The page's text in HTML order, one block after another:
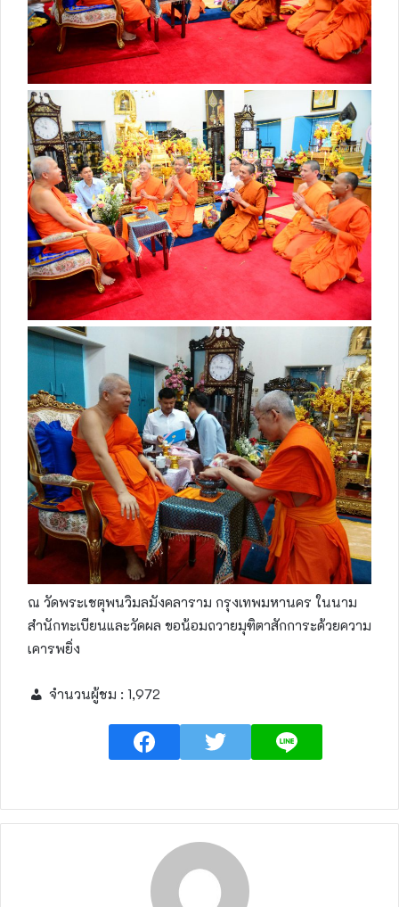
ณ วัดพระเชตุพนวิมลมังคลาราม กรุงเทพมหานคร ในนาม
สำนักทะเบียนและวัดผล ขอน้อมถวายมุฑิตาสักการะด้วยความ
เคารพยิ่ง
จำนวนผู้ชม : 1,972